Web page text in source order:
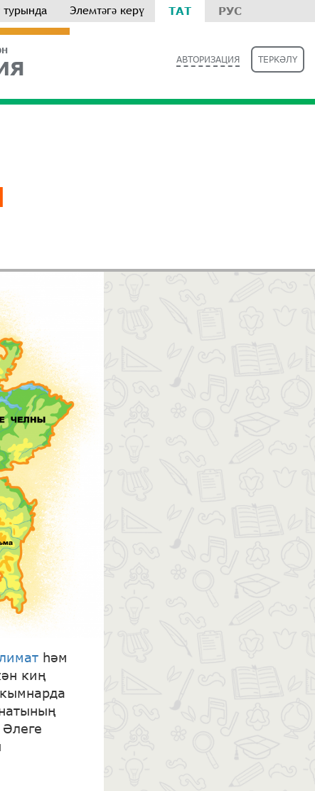
ТАТ РУС
турында Элемтәгә керү
АВТОРИЗАЦИЯ ТЕРКӘЛҮ
һәм
киң